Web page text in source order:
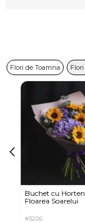
Flori de Toamna
Buchet cu
Floarea Soarelui
#3226